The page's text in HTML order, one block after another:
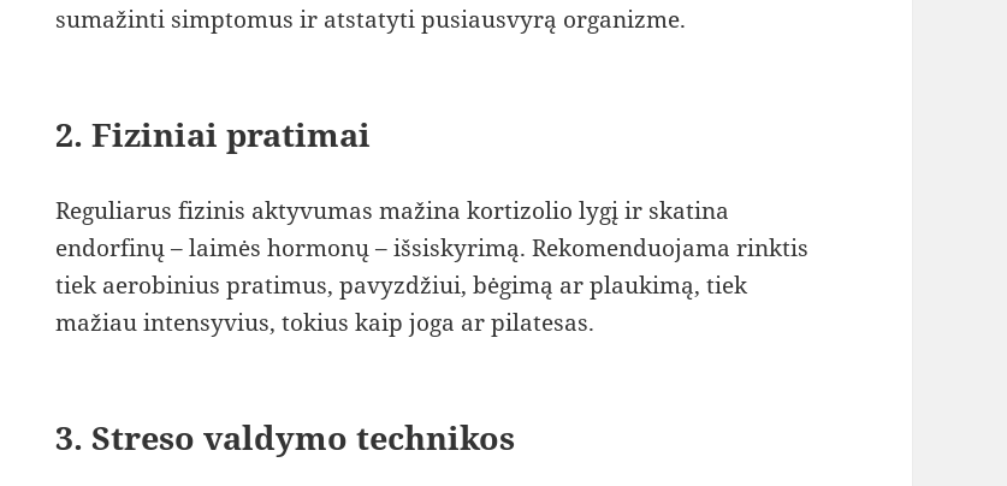
sumažinti simptomus ir atstatyti pusiausvyrą organizme.
2. Fiziniai pratimai
Reguliarus fizinis aktyvumas mažina kortizolio lygį ir skatina
endorfinų – laimės hormonų – išsiskyrimą. Rekomenduojama rinktis
tiek aerobinius pratimus, pavyzdžiui, bėgimą ar plaukimą, tiek
mažiau intensyvius, tokius kaip joga ar pilatesas.
3. Streso valdymo technikos